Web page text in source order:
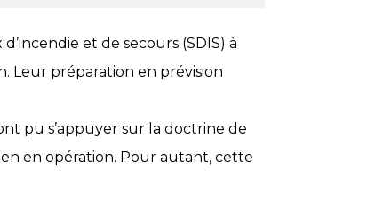
et de secours (SDIS) à
Leur préparation en prévision
pu s’appuyer sur la doctrine de
en opération. Pour autant, cette